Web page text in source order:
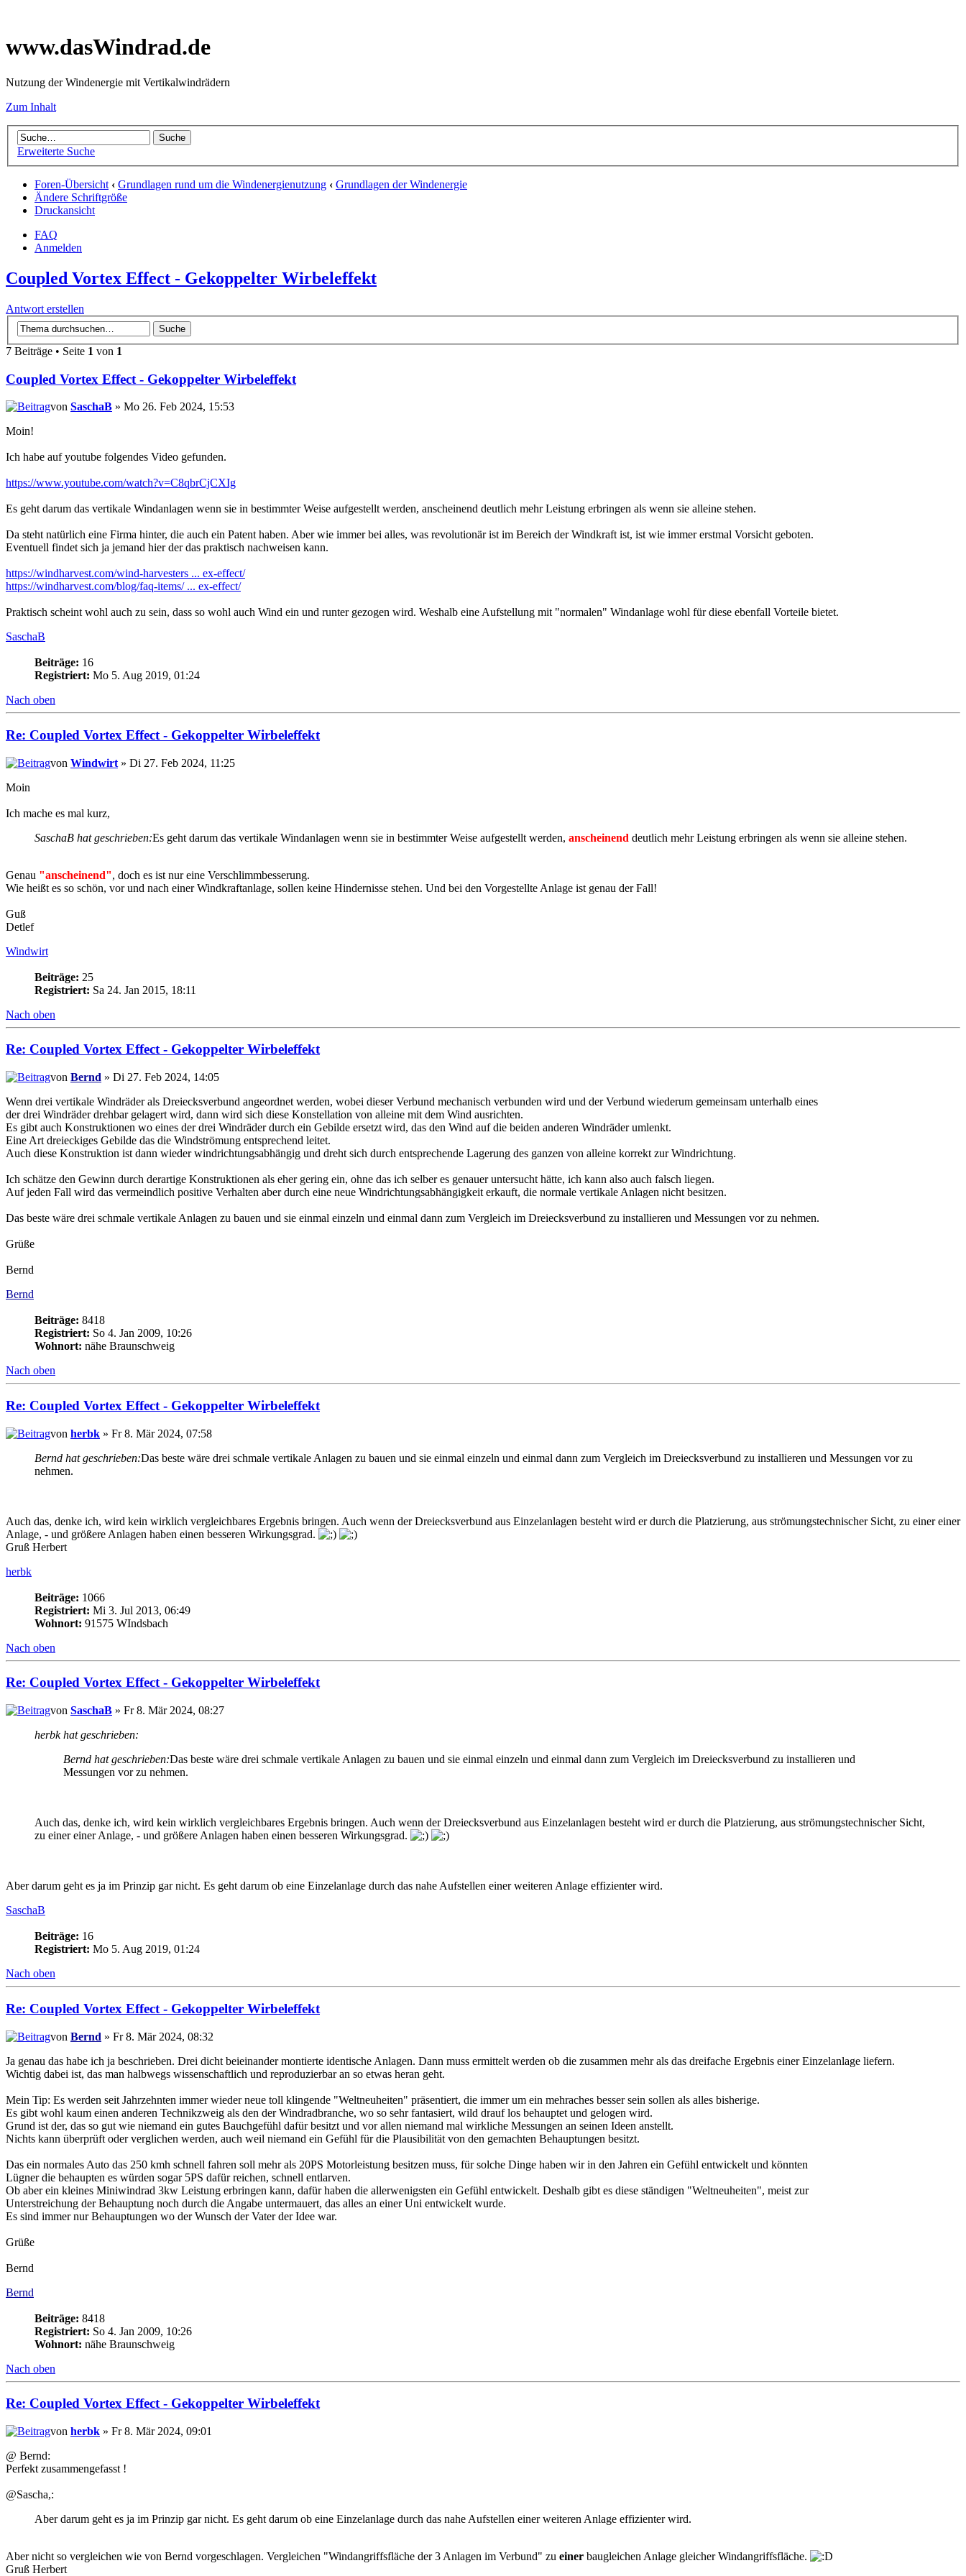
www.dasWindrad.de
Nutzung der Windenergie mit Vertikalwindrädern
Zum Inhalt
Erweiterte Suche
Foren-Übersicht ‹ Grundlagen rund um die Windenergienutzung ‹ Grundlagen der Windenergie
Ändere Schriftgröße
Druckansicht
FAQ
Anmelden
Coupled Vortex Effect - Gekoppelter Wirbeleffekt
Antwort erstellen
7 Beiträge • Seite 1 von 1
Coupled Vortex Effect - Gekoppelter Wirbeleffekt
von SaschaB » Mo 26. Feb 2024, 15:53
Moin!
Ich habe auf youtube folgendes Video gefunden.
https://www.youtube.com/watch?v=C8qbrCjCXIg
Es geht darum das vertikale Windanlagen wenn sie in bestimmter Weise aufgestellt werden, anscheinend deutlich mehr Leistung erbringen als wenn sie alleine stehen.
Da steht natürlich eine Firma hinter, die auch ein Patent haben. Aber wie immer bei alles, was revolutionär ist im Bereich der Windkraft ist, ist wie immer erstmal Vorsicht geboten.
Eventuell findet sich ja jemand hier der das praktisch nachweisen kann.
https://windharvest.com/wind-harvesters ... ex-effect/
https://windharvest.com/blog/faq-items/ ... ex-effect/
Praktisch scheint wohl auch zu sein, dass so wohl auch Wind ein und runter gezogen wird. Weshalb eine Aufstellung mit "normalen" Windanlage wohl für diese ebenfall Vorteile bietet.
SaschaB
Beiträge: 16
Registriert: Mo 5. Aug 2019, 01:24
Nach oben
Re: Coupled Vortex Effect - Gekoppelter Wirbeleffekt
von Windwirt » Di 27. Feb 2024, 11:25
Moin
Ich mache es mal kurz,
SaschaB hat geschrieben:Es geht darum das vertikale Windanlagen wenn sie in bestimmter Weise aufgestellt werden, anscheinend deutlich mehr Leistung erbringen als wenn sie alleine stehen.
Genau "anscheinend", doch es ist nur eine Verschlimmbesserung.
Wie heißt es so schön, vor und nach einer Windkraftanlage, sollen keine Hindernisse stehen. Und bei den Vorgestellte Anlage ist genau der Fall!
Guß
Detlef
Windwirt
Beiträge: 25
Registriert: Sa 24. Jan 2015, 18:11
Nach oben
Re: Coupled Vortex Effect - Gekoppelter Wirbeleffekt
von Bernd » Di 27. Feb 2024, 14:05
Wenn drei vertikale Windräder als Dreiecksverbund angeordnet werden, wobei dieser Verbund mechanisch verbunden wird und der Verbund wiederum gemeinsam unterhalb eines
der drei Windräder drehbar gelagert wird, dann wird sich diese Konstellation von alleine mit dem Wind ausrichten.
Es gibt auch Konstruktionen wo eines der drei Windräder durch ein Gebilde ersetzt wird, das den Wind auf die beiden anderen Windräder umlenkt.
Eine Art dreieckiges Gebilde das die Windströmung entsprechend leitet.
Auch diese Konstruktion ist dann wieder windrichtungsabhängig und dreht sich durch entsprechende Lagerung des ganzen von alleine korrekt zur Windrichtung.
Ich schätze den Gewinn durch derartige Konstruktionen als eher gering ein, ohne das ich selber es genauer untersucht hätte, ich kann also auch falsch liegen.
Auf jeden Fall wird das vermeindlich positive Verhalten aber durch eine neue Windrichtungsabhängigkeit erkauft, die normale vertikale Anlagen nicht besitzen.
Das beste wäre drei schmale vertikale Anlagen zu bauen und sie einmal einzeln und einmal dann zum Vergleich im Dreiecksverbund zu installieren und Messungen vor zu nehmen.
Grüße
Bernd
Bernd
Beiträge: 8418
Registriert: So 4. Jan 2009, 10:26
Wohnort: nähe Braunschweig
Nach oben
Re: Coupled Vortex Effect - Gekoppelter Wirbeleffekt
von herbk » Fr 8. Mär 2024, 07:58
Bernd hat geschrieben:Das beste wäre drei schmale vertikale Anlagen zu bauen und sie einmal einzeln und einmal dann zum Vergleich im Dreiecksverbund zu installieren und Messungen vor zu
nehmen.
Auch das, denke ich, wird kein wirklich vergleichbares Ergebnis bringen. Auch wenn der Dreiecksverbund aus Einzelanlagen besteht wird er durch die Platzierung, aus strömungstechnischer Sicht, zu einer einer
Anlage, - und größere Anlagen haben einen besseren Wirkungsgrad.
Gruß Herbert
herbk
Beiträge: 1066
Registriert: Mi 3. Jul 2013, 06:49
Wohnort: 91575 WIndsbach
Nach oben
Re: Coupled Vortex Effect - Gekoppelter Wirbeleffekt
von SaschaB » Fr 8. Mär 2024, 08:27
herbk hat geschrieben:
Bernd hat geschrieben:Das beste wäre drei schmale vertikale Anlagen zu bauen und sie einmal einzeln und einmal dann zum Vergleich im Dreiecksverbund zu installieren und
Messungen vor zu nehmen.
Auch das, denke ich, wird kein wirklich vergleichbares Ergebnis bringen. Auch wenn der Dreiecksverbund aus Einzelanlagen besteht wird er durch die Platzierung, aus strömungstechnischer Sicht,
zu einer einer Anlage, - und größere Anlagen haben einen besseren Wirkungsgrad.
Aber darum geht es ja im Prinzip gar nicht. Es geht darum ob eine Einzelanlage durch das nahe Aufstellen einer weiteren Anlage effizienter wird.
SaschaB
Beiträge: 16
Registriert: Mo 5. Aug 2019, 01:24
Nach oben
Re: Coupled Vortex Effect - Gekoppelter Wirbeleffekt
von Bernd » Fr 8. Mär 2024, 08:32
Ja genau das habe ich ja beschrieben. Drei dicht beieinander montierte identische Anlagen. Dann muss ermittelt werden ob die zusammen mehr als das dreifache Ergebnis einer Einzelanlage liefern.
Wichtig dabei ist, das man halbwegs wissenschaftlich und reproduzierbar an so etwas heran geht.
Mein Tip: Es werden seit Jahrzehnten immer wieder neue toll klingende "Weltneuheiten" präsentiert, die immer um ein mehraches besser sein sollen als alles bisherige.
Es gibt wohl kaum einen anderen Technikzweig als den der Windradbranche, wo so sehr fantasiert, wild drauf los behauptet und gelogen wird.
Grund ist der, das so gut wie niemand ein gutes Bauchgefühl dafür besitzt und vor allen niemand mal wirkliche Messungen an seinen Ideen anstellt.
Nichts kann überprüft oder verglichen werden, auch weil niemand ein Gefühl für die Plausibilität von den gemachten Behauptungen besitzt.
Das ein normales Auto das 250 kmh schnell fahren soll mehr als 20PS Motorleistung besitzen muss, für solche Dinge haben wir in den Jahren ein Gefühl entwickelt und könnten
Lügner die behaupten es würden sogar 5PS dafür reichen, schnell entlarven.
Ob aber ein kleines Miniwindrad 3kw Leistung erbringen kann, dafür haben die allerwenigsten ein Gefühl entwickelt. Deshalb gibt es diese ständigen "Weltneuheiten", meist zur
Unterstreichung der Behauptung noch durch die Angabe untermauert, das alles an einer Uni entwickelt wurde.
Es sind immer nur Behauptungen wo der Wunsch der Vater der Idee war.
Grüße
Bernd
Bernd
Beiträge: 8418
Registriert: So 4. Jan 2009, 10:26
Wohnort: nähe Braunschweig
Nach oben
Re: Coupled Vortex Effect - Gekoppelter Wirbeleffekt
von herbk » Fr 8. Mär 2024, 09:01
@ Bernd:
Perfekt zusammengefasst !
@Sascha,:
Aber darum geht es ja im Prinzip gar nicht. Es geht darum ob eine Einzelanlage durch das nahe Aufstellen einer weiteren Anlage effizienter wird.
Aber nicht so vergleichen wie von Bernd vorgeschlagen. Vergleichen "Windangriffsfläche der 3 Anlagen im Verbund" zu einer baugleichen Anlage gleicher Windangriffsfläche.
Gruß Herbert